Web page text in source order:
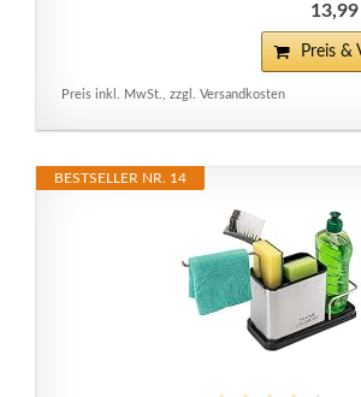
13,99
Preis &
Preis inkl. MwSt., zzgl. Versandkosten
BESTSELLER NR. 14